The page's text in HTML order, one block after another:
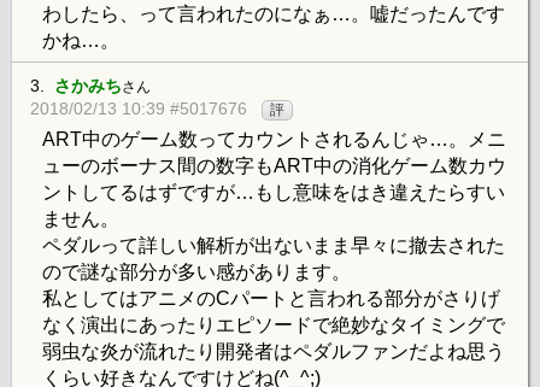
わしたら、って言われたのになぁ…。嘘だったんです
かね…。
3. さかみちさん
2018/02/13 10:39 #5017676 評
ART中のゲーム数ってカウントされるんじゃ…。メニ
ューのボーナス間の数字もART中の消化ゲーム数カウ
ントしてるはずですが…もし意味をはき違えたらすい
ません。
ペダルって詳しい解析が出ないまま早々に撤去された
ので謎な部分が多い感があります。
私としてはアニメのCパートと言われる部分がさりげ
なく演出にあったりエピソードで絶妙なタイミングで
弱虫な炎が流れたり開発者はペダルファンだよね思う
くらい好きなんですけどね(^_^;)